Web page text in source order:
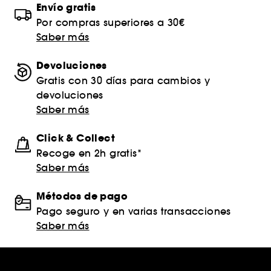
Envío gratis
Por compras superiores a 30€
Saber más
Devoluciones
Gratis con 30 días para cambios y
devoluciones
Saber más
Click & Collect
Recoge en 2h gratis*
Saber más
Métodos de pago
Pago seguro y en varias transacciones
Saber más